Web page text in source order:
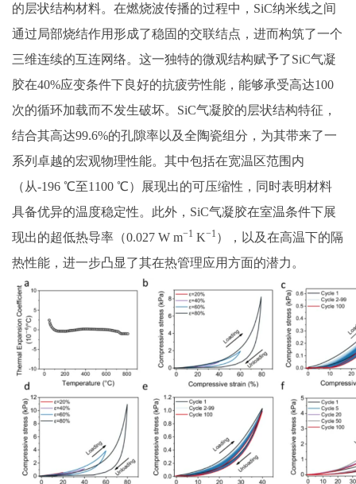
的层状结构材料。在燃烧波传播的过程中，SiC纳米线之间
通过局部烧结作用形成了稳固的交联结点，进而构筑了一个
三维连续的互连网络。这一独特的微观结构赋予了SiC气凝
胶在40%应变条件下良好的抗疲劳性能，能够承受高达100
次的循环加载而不发生破坏。SiC气凝胶的层状结构特征，
结合其高达99.6%的孔隙率以及全陶瓷组分，为其带来了一
系列卓越的宏观物理性能。其中包括在宽温区范围内
（从-196 ℃至1100 ℃）展现出的可压缩性，同时表明材料
具备优异的温度稳定性。此外，SiC气凝胶在室温条件下展
现出的超低热导率（0.027 W m−1 K−1 ），以及在高温下的隔
热性能，进一步凸显了其在热管理应用方面的潜力。